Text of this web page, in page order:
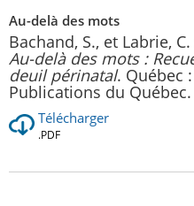
Au-delà des mots
Bachand, S., et Labrie, C.
Au-delà des mots :
deuil périnatal. Québec :
Publications du Québec.
Télécharger
.PDF